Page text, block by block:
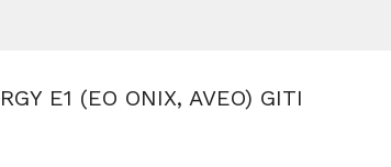
E1 (EO ONIX, AVEO) GITI